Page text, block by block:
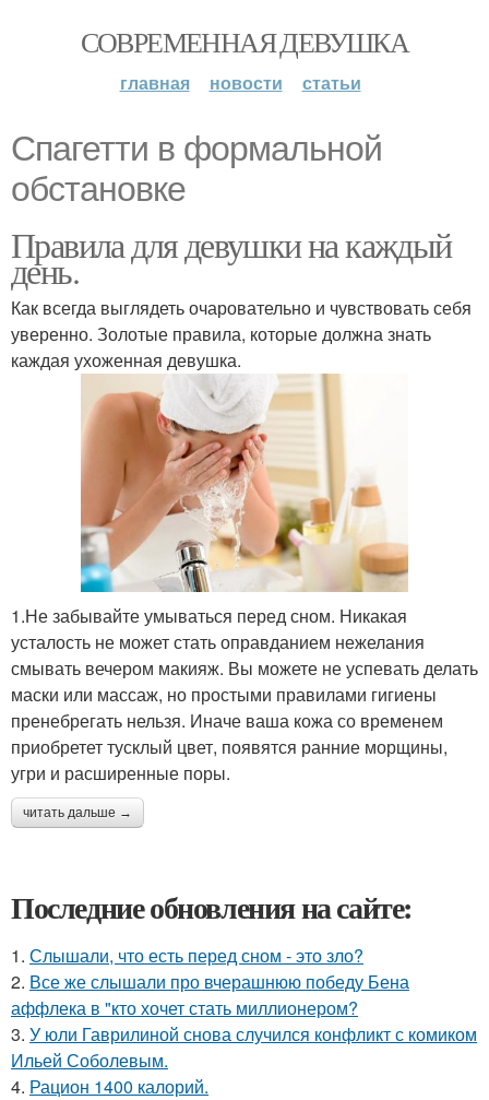
СОВРЕМЕННАЯ ДЕВУШКА
главная новости статьи
Спагетти в формальной
обстановке
Правила для девушки на каждый
день.
Как всегда выглядеть очаровательно и чувствовать себя
уверенно. Золотые правила, которые должна знать
каждая ухоженная девушка.
1.Не забывайте умываться перед сном. Никакая
усталость не может стать оправданием нежелания
смывать вечером макияж. Вы можете не успевать делать
маски или массаж, но простыми правилами гигиены
пренебрегать нельзя. Иначе ваша кожа со временем
приобретет тусклый цвет, появятся ранние морщины,
угри и расширенные поры.
читать дальше →
Последние обновления на сайте:
1. Слышали, что есть перед сном - это зло?
2. Все же слышали про вчерашнюю победу Бена
аффлека в "кто хочет стать миллионером?
3. У юли Гаврилиной снова случился конфликт с комиком
Ильей Соболевым.
4. Рацион 1400 калорий.